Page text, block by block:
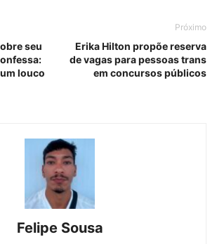
seu
louco
Próximo
Erika Hilton propõe reserva
de vagas para pessoas trans
em concursos públicos
Felipe Sousa